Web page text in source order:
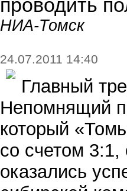
проводить
НИА-Томск
24.07.2011 14:40
Главный
Непомнящий
который
со счетом
оказались